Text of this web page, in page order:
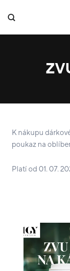
K nákupu
poukaz na
Platí od 01. 07.